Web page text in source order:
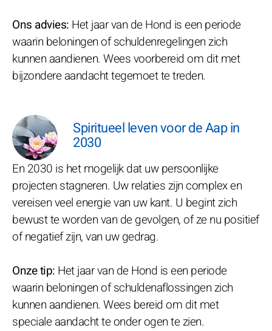
Ons advies: Het jaar van de Hond is een periode
waarin beloningen of schuldenregelingen zich
kunnen aandienen. Wees voorbereid om dit met
bijzondere aandacht tegemoet te treden.
Spiritueel leven voor de Aap in
2030
En 2030 is het mogelijk dat uw persoonlijke
projecten stagneren. Uw relaties zijn complex en
vereisen veel energie van uw kant. U begint zich
bewust te worden van de gevolgen, of ze nu positief
of negatief zijn, van uw gedrag.
Onze tip: Het jaar van de Hond is een periode
waarin beloningen of schuldenaflossingen zich
kunnen aandienen. Wees bereid om dit met
speciale aandacht te onder ogen te zien.